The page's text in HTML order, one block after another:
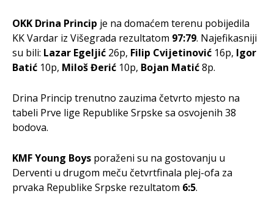
OKK Drina Princip je na domaćem terenu pobijedila
KK Vardar iz Višegrada rezultatom 97:79. Najefikasniji
su bili: Lazar Egeljić 26p, Filip Cvijetinović 16p, Igor
Batić 10p, Miloš Đerić 10p, Bojan Matić8p.
Drina Princip trenutno zauzima četvrto mjesto na
tabeli Prve lige Republike Srpske sa osvojenih 38
bodova.
KMF Young Boys poraženi su na gostovanju u
Derventi u drugom meču četvrtfinala plej-ofa za
prvaka Republike Srpske rezultatom 6:5.